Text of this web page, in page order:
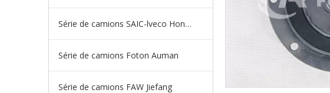
Série de camions SAIC-lveco Hongyan
Série de camions Foton Auman
Série de camions FAW Jiefang